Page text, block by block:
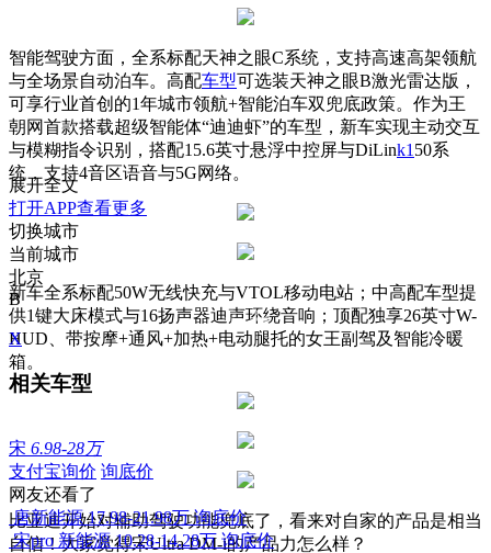
智能驾驶方面，全系标配天神之眼C系统，支持高速高架领航
与全场景自动泊车。高配车型可选装天神之眼B激光雷达版，
可享行业首创的1年城市领航+智能泊车双兜底政策。作为王
朝网首款搭载超级智能体“迪迪虾”的车型，新车实现主动交互
与模糊指令识别，搭配15.6英寸悬浮中控屏与DiLink1 50系
统，支持4音区语音与5G网络。
新车全系标配50W无线快充与VTOL移动电站；中高配车型提
供1键大床模式与16扬声器迪声环绕音响；顶配独享26英寸W-
HUD、带按摩+通风+加热+电动腿托的女王副驾及智能冷暖
箱。
比亚迪开始对辅助驾驶功能兜底了，看来对自家的产品是相当
自信！大家觉得宋Ultra DM-i的产品力怎么样？
展开全文
打开APP查看更多
切换城市
当前城市
北京
B
X
相关车型
宋 6.98-28万
支付宝询价 询底价
网友还看了
唐新能源 17.98-21.98万 询底价
宋pro 新能源 10.28-14.28万 询底价